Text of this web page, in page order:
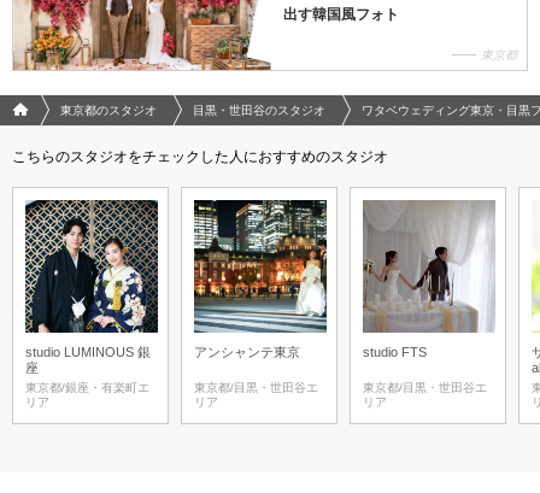
出す韓国風フォト
東京都
フォトウエディング/結婚写真のPhotorait ホーム
東京都のスタジオ 目黒・世田谷のスタジオ ワタベウェディング東京・目黒
こちらのスタジオをチェックした人におすすめのスタジオ
studio LUMINOUS 銀
座
東京都/銀座・有楽町エ
リア
アンシャンテ東京
東京都/目黒・世田谷エ
リア
studio FTS
東京都/目黒・世田谷エ
リア